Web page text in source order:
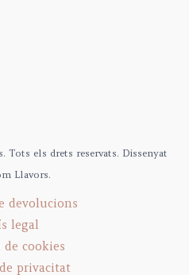
els drets reservats. Dissenyat
Llavors.
devolucions
legal
cookies
privacitat